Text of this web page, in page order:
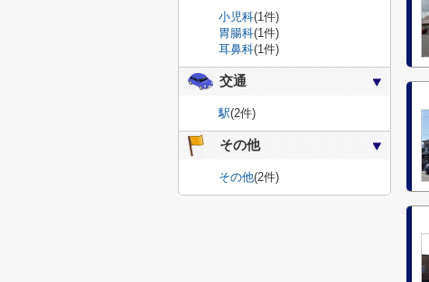
小児科(1件)
胃腸科(1件)
耳鼻科(1件)
交通
駅(2件)
その他
その他(2件)